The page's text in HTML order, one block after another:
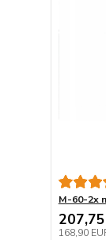
M-60-2x
168,90